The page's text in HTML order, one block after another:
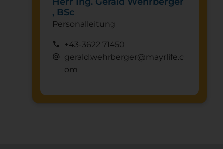
, BSc
Personalleitung
call +43-3622 71450
alternate_email gerald.wehrberger@mayrlife.c
om